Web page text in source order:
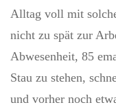
Alltag voll mit
nicht zu spät zur
Abwesenheit, 85
Stau zu stehen,
und vorher noch